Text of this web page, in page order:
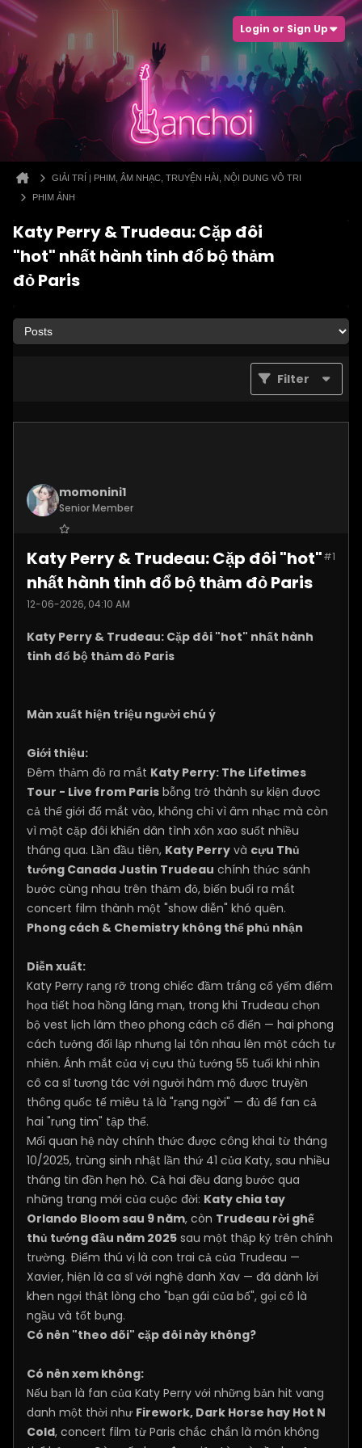
Login or Sign Up
GIẢI TRÍ | PHIM, ÂM NHẠC, TRUYỆN HÀI, NỘI DUNG VÔ TRI
PHIM ẢNH
Katy Perry & Trudeau: Cặp đôi
"hot" nhất hành tinh đổ bộ thảm
đỏ Paris
Filter
momonini1
Senior Member
Posts:5399 #1
Katy Perry & Trudeau: Cặp đôi "hot"
nhất hành tinh đổ bộ thảm đỏ Paris
12-06-2026, 04:10 AM
Katy Perry & Trudeau: Cặp đôi "hot" nhất hành
tinh đổ bộ thảm đỏ Paris
Màn xuất hiện triệu người chú ý
Giới thiệu:
Đêm thảm đỏ ra mắt Katy Perry: The Lifetimes
Tour - Live from Paris bỗng trở thành sự kiện được
cả thế giới đổ mắt vào, không chỉ vì âm nhạc mà còn
vì một cặp đôi khiến dân tình xôn xao suốt nhiều
tháng qua. Lần đầu tiên, Katy Perry và cựu Thủ
tướng Canada Justin Trudeau chính thức sánh
bước cùng nhau trên thảm đỏ, biến buổi ra mắt
concert film thành một "show diễn" khó quên.
Phong cách & Chemistry không thể phủ nhận
Diễn xuất:
Katy Perry rạng rỡ trong chiếc đầm trắng cổ yếm điểm
họa tiết hoa hồng lãng mạn, trong khi Trudeau chọn
bộ vest lịch lãm theo phong cách cổ điển — hai phong
cách tưởng đối lập nhưng lại tôn nhau lên một cách tự
nhiên. Ánh mắt của vị cựu thủ tướng 55 tuổi khi nhìn
cô ca sĩ tương tác với người hâm mộ được truyền
thông quốc tế miêu tả là "rạng ngời" — đủ để fan cả
hai "rụng tim" tập thể.
Mối quan hệ này chính thức được công khai từ tháng
10/2025, trùng sinh nhật lần thứ 41 của Katy, sau nhiều
tháng tin đồn hẹn hò. Cả hai đều đang bước qua
những trang mới của cuộc đời: Katy chia tay
Orlando Bloom sau 9 năm, còn Trudeau rời ghế
thủ tướng đầu năm 2025 sau một thập kỷ trên chính
trường. Điểm thú vị là con trai cả của Trudeau —
Xavier, hiện là ca sĩ với nghệ danh Xav — đã dành lời
khen ngợi thật lòng cho "bạn gái của bố", gọi cô là
ngầu và tốt bụng.
Có nên "theo dõi" cặp đôi này không?
Có nên xem không:
Nếu bạn là fan của Katy Perry với những bản hit vang
danh một thời như Firework, Dark Horse hay Hot N
Cold, concert film từ Paris chắc chắn là món không